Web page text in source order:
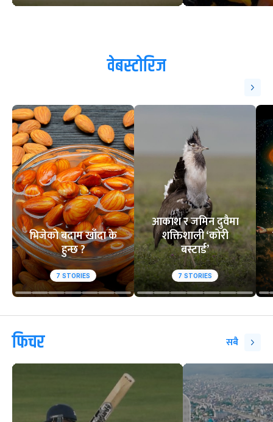
वेबस्टोरिज
भिजेको बदाम खाँदा के
हुन्छ ?
7 STORIES
आकाश र जमिन दुवैमा
शक्तिशाली ‘कोरी
बस्टार्ड’
7 STORIES
फिचर सबै